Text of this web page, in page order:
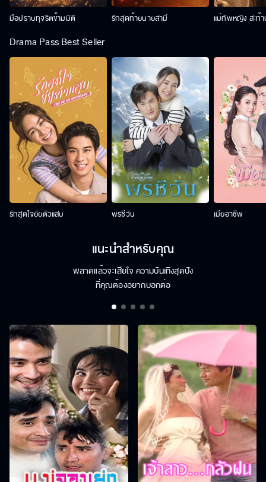
มือปราบทุจริตข้ามมิติ รักสุดท้ายนายสามี แม่ทัพหญิง สะท้
Drama Pass Best Seller
รักสุดใจยัยตัวแสบ พรชีวัน เมียอาชีพ
แนะนำสำหรับคุณ
พลาดแล้วจะเสียใจ ความบันเทิงสุดปัง
ที่คุณต้องอยากบอกต่อ